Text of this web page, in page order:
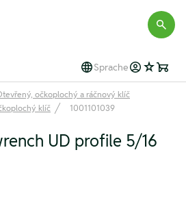
Sprache
očkoplochý a ráčnový klíč
klíč 1001101039
UD profile 5/16